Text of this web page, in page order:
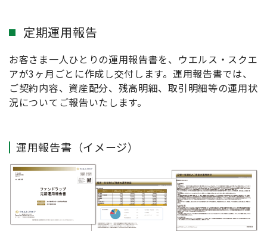
定期運用報告
お客さま一人ひとりの運用報告書を、ウエルス・スクエ
アが3ヶ月ごとに作成し交付します。運用報告書では、
ご契約内容、資産配分、残高明細、取引明細等の運用状
況についてご報告いたします。
運用報告書（イメージ）